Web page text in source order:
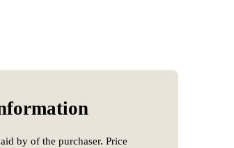
by of the purchaser. Price